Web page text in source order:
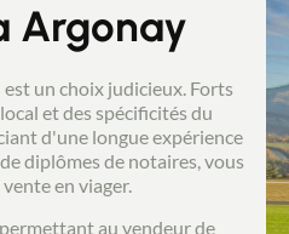
Argonay
un choix judicieux. Forts
et des spécificités du
d'une longue expérience
diplômes de notaires, vous
en viager.
au vendeur de